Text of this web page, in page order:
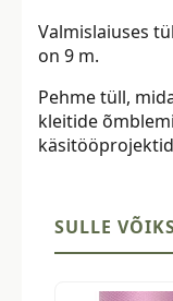
Valmislaiuses
on 9 m.
Pehme tüll,
kleitide
SULLE